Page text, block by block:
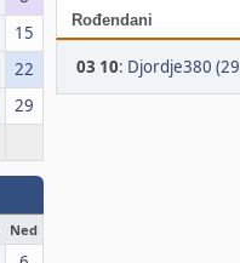
15
22
29
Ned
Rođendani
03 10: Djordje380